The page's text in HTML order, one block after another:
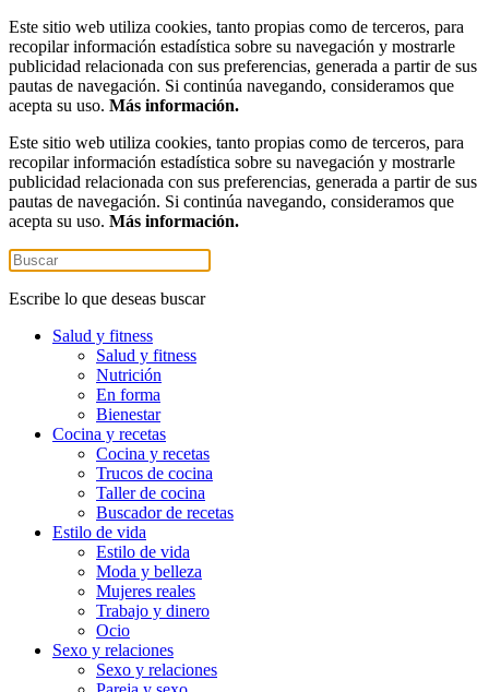
Este sitio web utiliza cookies, tanto propias como de terceros, para
recopilar información estadística sobre su navegación y mostrarle
publicidad relacionada con sus preferencias, generada a partir de sus
pautas de navegación. Si continúa navegando, consideramos que
acepta su uso. Más información.
Este sitio web utiliza cookies, tanto propias como de terceros, para
recopilar información estadística sobre su navegación y mostrarle
publicidad relacionada con sus preferencias, generada a partir de sus
pautas de navegación. Si continúa navegando, consideramos que
acepta su uso. Más información.
Escribe lo que deseas buscar
Salud y fitness
Salud y fitness
Nutrición
En forma
Bienestar
Cocina y recetas
Cocina y recetas
Trucos de cocina
Taller de cocina
Buscador de recetas
Estilo de vida
Estilo de vida
Moda y belleza
Mujeres reales
Trabajo y dinero
Ocio
Sexo y relaciones
Sexo y relaciones